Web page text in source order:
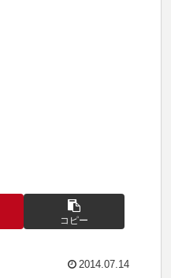
コピー
2014.07.14